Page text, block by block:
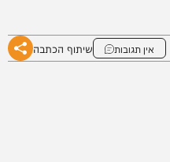
אין תגובות שיתוף הכתבה